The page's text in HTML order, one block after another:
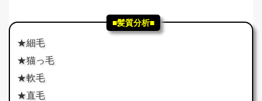
■髪質分析■
★細毛
★猫っ毛
★軟毛
★直毛